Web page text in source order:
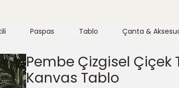
Paspas Tablo Çanta &
Pembe Çizgisel Çiçek
Kanvas Tablo